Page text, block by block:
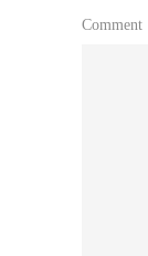
Comment